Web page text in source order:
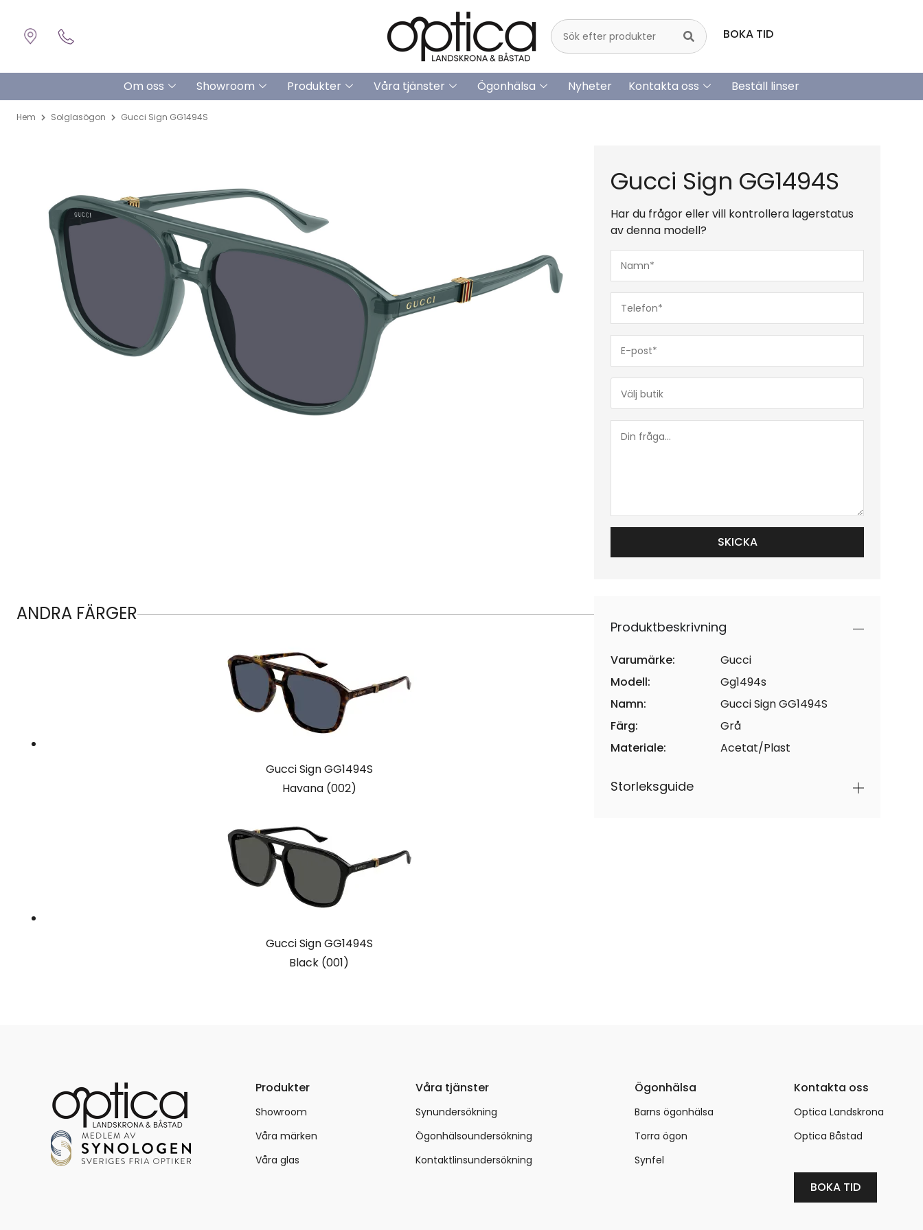
BOKA TID
Om oss Showroom Produkter Våra tjänster Ögonhälsa Nyheter Kontakta oss Beställ linser
Hem Solglasögon Gucci Sign GG1494S
Gucci Sign GG1494S
Har du frågor eller vill kontrollera lagerstatus
av denna modell?
post*
(Obligatoriskt)
(Obligatoriskt)
fråga...
ANDRA FÄRGER
Gucci Sign GG1494S
Havana (002)
Gucci Sign GG1494S
Black (001)
Produktbeskrivning
Varumärke:
Gucci
Modell:
Gg1494s
Namn:
Gucci Sign GG1494S
Färg:
Grå
Materiale:
Acetat/Plast
Storleksguide
Produkter
Showroom
Våra märken
Våra glas
Våra tjänster
Synundersökning
Ögonhälsoundersökning
Kontaktlinsundersökning
Ögonhälsa
Barns ögonhälsa
Torra ögon
Synfel
Kontakta oss
Optica Landskrona
Optica Båstad
BOKA TID